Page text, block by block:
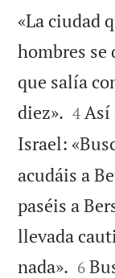
«La ciudad
hombres se
que salía
diez». 

4 Así
Israel:
acudáis a
paséis a
llevada
nada». 

6